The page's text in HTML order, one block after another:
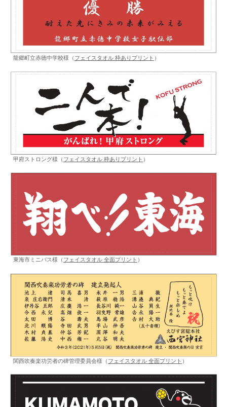
龍郷町立赤徳中学校様（ フェイスタオル 枠ありプリント ）
甲府ストロング様（ フェイスタオル 枠ありプリント ）
東海市ミニバス様（ フェイスタオル 全面プリント ）
関西吹奏楽功労者の碑管理委員会様（ フェイスタオル 全面プリント ）